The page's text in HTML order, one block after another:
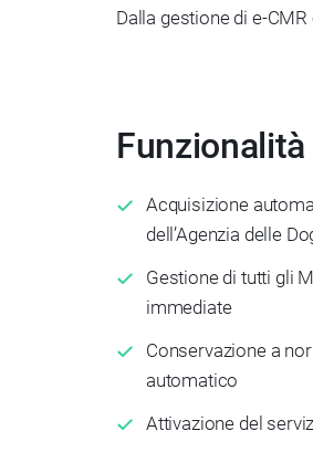
Dalla gestione di e-
Acquisizione
dell’Agenzia delle
Gestione di tutti gli
immediate
Conservazione a
automatico
Attivazione del